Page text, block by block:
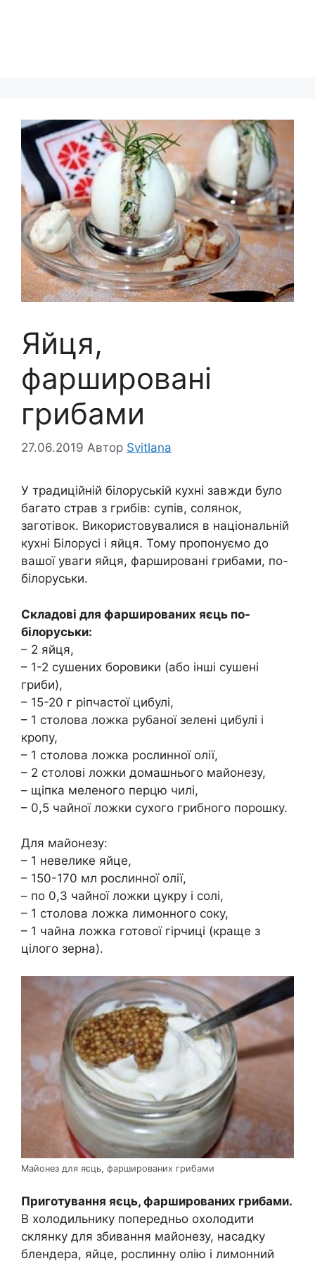
Яйця,
фаршировані
грибами
27.06.2019 Автор Svitlana
У традиційній білоруській кухні завжди було
багато страв з грибів: супів, солянок,
заготівок. Використовувалися в національній
кухні Білорусі і яйця. Тому пропонуємо до
вашої уваги яйця, фаршировані грибами, по-
білоруськи.
Складові для фаршированих яєць по-
білоруськи:
– 2 яйця,
– 1-2 сушених боровики (або інші сушені
гриби),
– 15-20 г ріпчастої цибулі,
– 1 столова ложка рубаної зелені цибулі і
кропу,
– 1 столова ложка рослинної олії,
– 2 столові ложки домашнього майонезу,
– щіпка меленого перцю чилі,
– 0,5 чайної ложки сухого грибного порошку.
Для майонезу:
– 1 невелике яйце,
– 150-170 мл рослинної олії,
– по 0,3 чайної ложки цукру і солі,
– 1 столова ложка лимонного соку,
– 1 чайна ложка готової гірчиці (краще з
цілого зерна).
Майонез для яєць, фаршированих грибами
Приготування яєць, фаршированих грибами.
В холодильнику попередньо охолодити
склянку для збивання майонезу, насадку
блендера, яйце, рослинну олію і лимонний